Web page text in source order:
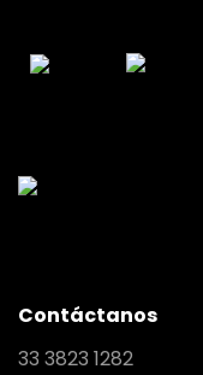
Contáctanos
33 3823 1282